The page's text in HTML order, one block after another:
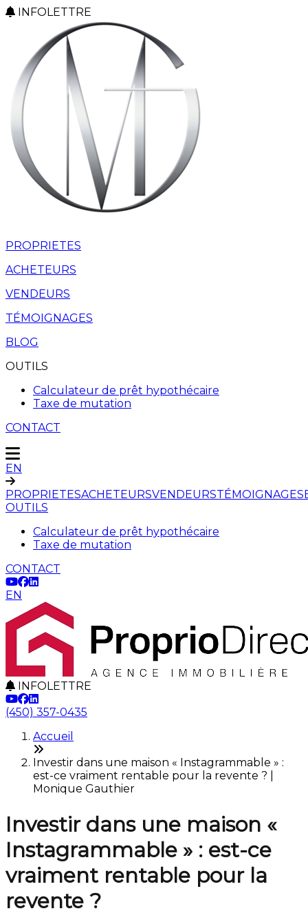
INFOLETTRE
PROPRIETES
ACHETEURS
VENDEURS
TÉMOIGNAGES
BLOG
OUTILS
Calculateur de prêt hypothécaire
Taxe de mutation
CONTACT
EN
PROPRIETESACHETEURSVENDEURSTÉMOIGNAGES
OUTILS
Calculateur de prêt hypothécaire
Taxe de mutation
CONTACT
EN
INFOLETTRE
(450) 357-0435
Accueil
Investir dans une maison « Instagrammable » :
est-ce vraiment rentable pour la revente ? |
Monique Gauthier
Investir dans une maison «
Instagrammable » : est-ce
vraiment rentable pour la
revente ?